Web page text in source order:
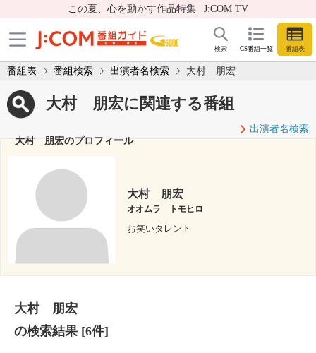
この夏、心を動かす作品特集 | J:COM TV
CS番組一覧 番組表
検索
番組表 番組検索 出演者名検索 大村 朋宏
大村 朋宏に関連する番組
出演者名検索
大村 朋宏のプロフィール
大村 朋宏
オオムラ トモヒロ
お笑いタレント
大村 朋宏
の検索結果[6件]